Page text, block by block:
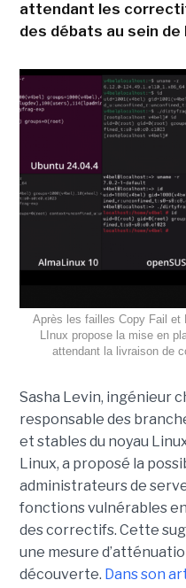
attendant les
des débats au sein
Après les failles Copy Fail et
LInux propose la mise en
attendant la livraison de
Sasha Levin, ingénieur
responsable des
et stables du noyau
Linux, a proposé la
administrateurs de
fonctions vulnérables
des correctifs. Cette
une mesure
découverte. Dans son